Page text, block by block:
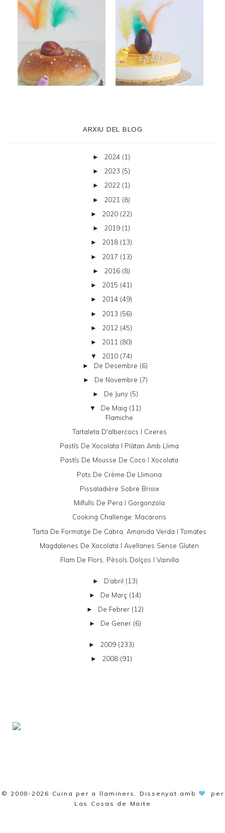
ARXIU DEL BLOG
► 2024 (1)
► 2023 (5)
► 2022 (1)
► 2021 (8)
► 2020 (22)
► 2019 (1)
► 2018 (13)
► 2017 (13)
► 2016 (8)
► 2015 (41)
► 2014 (49)
► 2013 (56)
► 2012 (45)
► 2011 (80)
▼ 2010 (74)
► De Desembre (6)
► De Novembre (7)
► De Juny (5)
▼ De Maig (11)
Flamiche
Tartaleta D'albercocs I Cireres
Pastís De Xocolata I Plàtan Amb Llima
Pastís De Mousse De Coco I Xocolata
Pots De Crème De Llimona
Pissaladière Sobre Brioix
Milfulls De Pera I Gorgonzola
Cooking Challenge: Macarons
Tarta De Formatge De Cabra, Amanida Verda I Tomates
Magdalenes De Xocolata I Avellanes Sense Gluten
Flam De Flors, Pèsols Dolços I Vainilla
► D’abril (13)
► De Març (14)
► De Febrer (12)
► De Gener (6)
► 2009 (233)
► 2008 (91)
© 2008-2026 Cuina per a llaminers . Dissenyat amb
per
Las Cosas de Maite